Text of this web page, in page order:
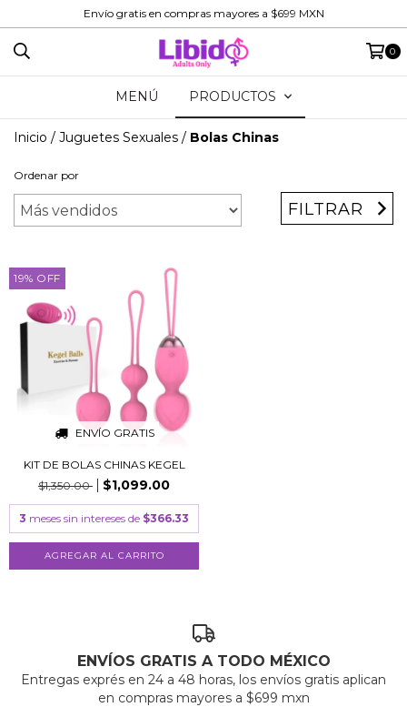
Envío gratis en compras mayores a $699 MXN
0
MENÚ PRODUCTOS
Inicio / Juguetes Sexuales / Bolas Chinas
Ordenar por
FILTRAR
19% OFF
ENVÍO GRATIS
KIT DE BOLAS CHINAS KEGEL
$1,350.00
$1,099.00
3 meses sin intereses de $366.33
ENVÍOS GRATIS A TODO MÉXICO
Entregas exprés en 24 a 48 horas, los envíos gratis aplican
en compras mayores a $699 mxn